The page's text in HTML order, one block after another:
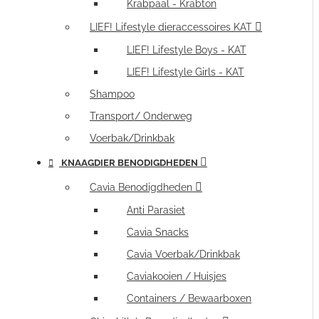
Krabpaal - Krabton
LIEF! Lifestyle dieraccessoires KAT
LIEF! Lifestyle Boys - KAT
LIEF! Lifestyle Girls - KAT
Shampoo
Transport/ Onderweg
Voerbak/Drinkbak
KNAAGDIER BENODIGDHEDEN
Cavia Benodigdheden
Anti Parasiet
Cavia Snacks
Cavia Voerbak/Drinkbak
Caviakooien / Huisjes
Containers / Bewaarboxen